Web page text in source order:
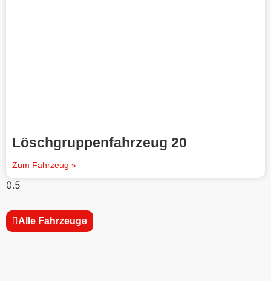
Löschgruppenfahrzeug 20
Zum Fahrzeug »
Alle Fahrzeuge